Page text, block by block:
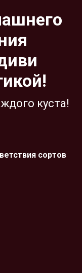
куста!
сортов